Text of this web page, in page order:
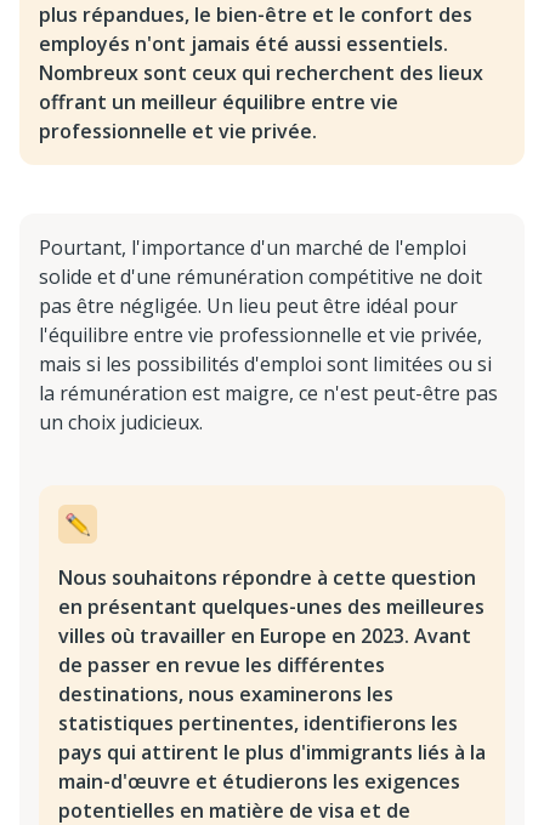
plus répandues, le bien-être et le confort des
employés n'ont jamais été aussi essentiels.
Nombreux sont ceux qui recherchent des lieux
offrant un meilleur équilibre entre vie
professionnelle et vie privée.
Pourtant, l'importance d'un marché de l'emploi
solide et d'une rémunération compétitive ne doit
pas être négligée. Un lieu peut être idéal pour
l'équilibre entre vie professionnelle et vie privée,
mais si les possibilités d'emploi sont limitées ou si
la rémunération est maigre, ce n'est peut-être pas
un choix judicieux.
Nous souhaitons répondre à cette question
en présentant quelques-unes des meilleures
villes où travailler en Europe en 2023. Avant
de passer en revue les différentes
destinations, nous examinerons les
statistiques pertinentes, identifierons les
pays qui attirent le plus d'immigrants liés à la
main-d'œuvre et étudierons les exigences
potentielles en matière de visa et de